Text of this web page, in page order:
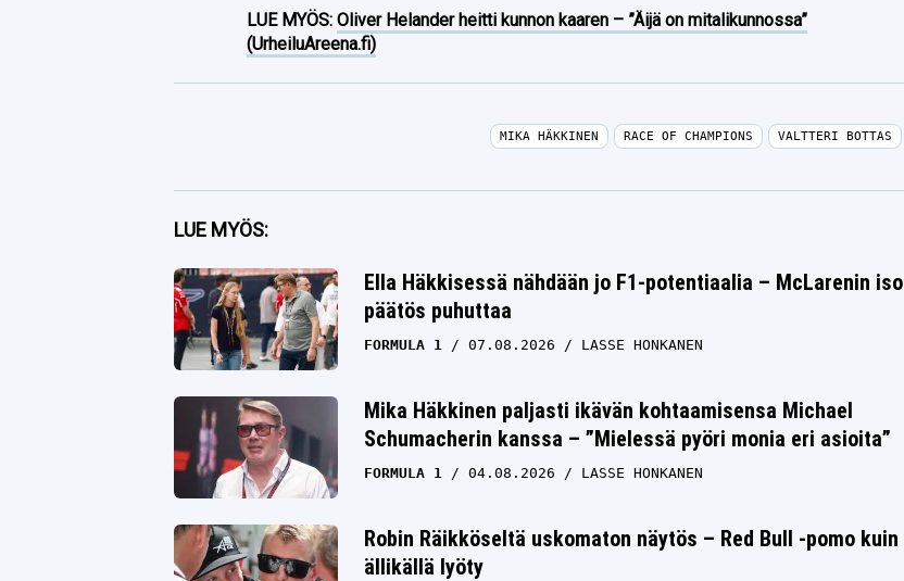
LUE MYÖS:Oliver Helander heitti kunnon kaaren – ”Äijä on mitalikunnossa”
(UrheiluAreena.fi)
Facebook
Twitter
Whatsapp
MIKA HÄKKINEN RACE OF CHAMPIONS VALTTERI BOTTAS
LUE MYÖS:
Ella Häkkisessä nähdään jo F1-potentiaalia – McLarenin iso
päätös puhuttaa
FORMULA 1 07.08.2026 LASSE HONKANEN
Mika Häkkinen paljasti ikävän kohtaamisensa Michael
Schumacherin kanssa – ”Mielessä pyöri monia eri asioita”
FORMULA 1 04.08.2026 LASSE HONKANEN
Robin Räikköseltä uskomaton näytös – Red Bull -pomo kuin
ällikällä lyöty